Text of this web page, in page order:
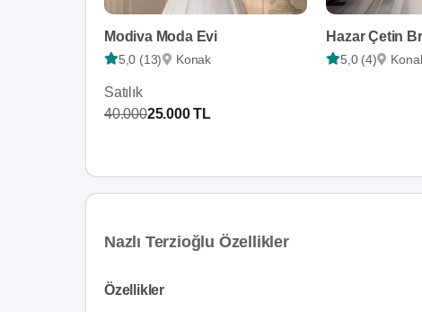
Modiva Moda Evi
5,0 (13) Konak
Satılık
40.00025.000 TL
Hazar Çetin
5,0 (4)
Nazlı Terzioğlu Özellikler
Özellikler